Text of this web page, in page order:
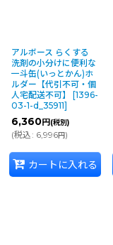
アルボース らくする
洗剤の小分けに便利な
一斗缶(いっとかん)ホ
ルダー【代引不可・個
人宅配送不可】
[1396-
03-1-d_35911]
6,360円 (税別)
(税込: 6,996円)
カートに入れる